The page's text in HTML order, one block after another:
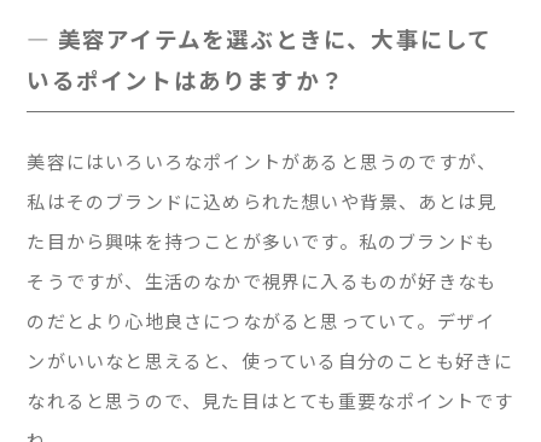
— 美容アイテムを選ぶときに、大事にして
いるポイントはありますか？
美容にはいろいろなポイントがあると思うのですが、
私はそのブランドに込められた想いや背景、あとは見
た目から興味を持つことが多いです。私のブランドも
そうですが、生活のなかで視界に入るものが好きなも
のだとより心地良さにつながると思っていて。デザイ
ンがいいなと思えると、使っている自分のことも好きに
なれると思うので、見た目はとても重要なポイントです